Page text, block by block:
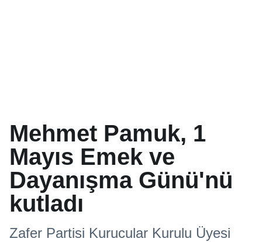
Mehmet Pamuk, 1
Mayıs Emek ve
Dayanışma Günü'nü
kutladı
Zafer Partisi Kurucular Kurulu Üyesi